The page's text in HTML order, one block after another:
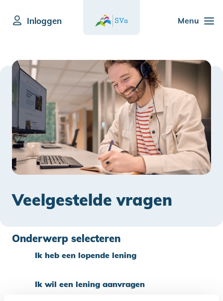
Menu
Inloggen
Veelgestelde vragen
Onderwerp selecteren
Ik heb een lopende lening
Ik wil een lening aanvragen